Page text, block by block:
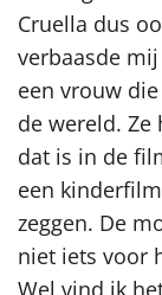
Cruella dus
verbaasde
een vrouw
de wereld. Ze
dat is in de
een
zeggen. De
niet iets voor